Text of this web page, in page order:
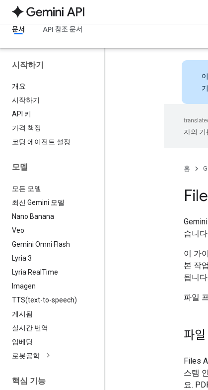
문서
API 참조 문서
시작하기
개요
시작하기
API 키
가격 책정
코딩 에이전트 설정
모델
모든 모델
최신 Gemini 모델
Nano Banana
Veo
Gemini Omni Flash
Lyria 3
Lyria Real Time
Imagen
TTS(text-to-speech)
게시됨
실시간 번역
임베딩
로봇공학
핵심 기능
자의 기
홈
습니다.
이 가
본 작
됩니다.
파일
파
Files
스템
요.